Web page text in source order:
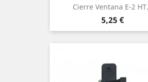
Cierre Ventana E-2
Precio
5,25 €